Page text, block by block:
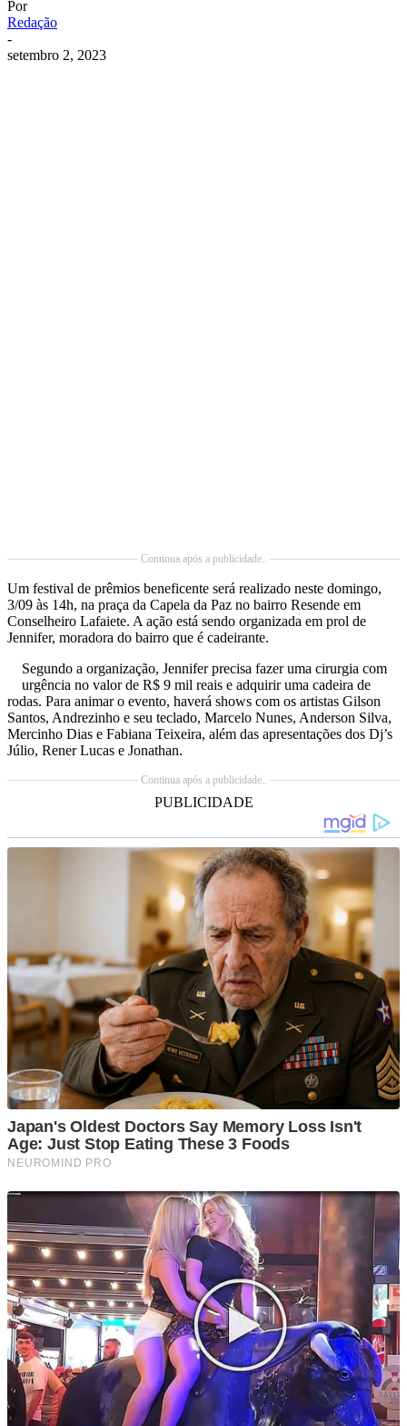
Por
Redação
-
setembro 2, 2023
Continua após a publicidade..
Um festival de prêmios beneficente será realizado neste domingo,
3/09 às 14h, na praça da Capela da Paz no bairro Resende em
Conselheiro Lafaiete. A ação está sendo organizada em prol de
Jennifer, moradora do bairro que é cadeirante.
Segundo a organização, Jennifer precisa fazer uma cirurgia com
urgência no valor de R$ 9 mil reais e adquirir uma cadeira de
rodas. Para animar o evento, haverá shows com os artistas Gilson
Santos, Andrezinho e seu teclado, Marcelo Nunes, Anderson Silva,
Mercinho Dias e Fabiana Teixeira, além das apresentações dos Dj’s
Júlio, Rener Lucas e Jonathan.
Continua após a publicidade..
PUBLICIDADE